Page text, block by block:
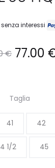
interessi
€ Il
110.00 €.
77.00
Taglia
41 42
1/2 45